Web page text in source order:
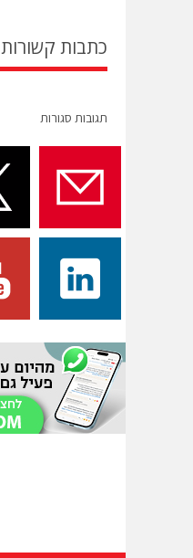
כתבות קשורות
תגובות סגורות